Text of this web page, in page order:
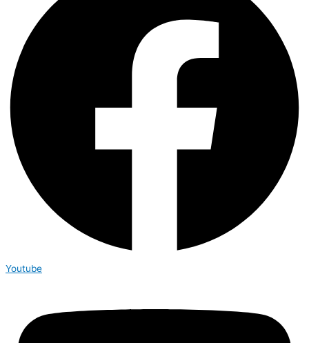
Youtube